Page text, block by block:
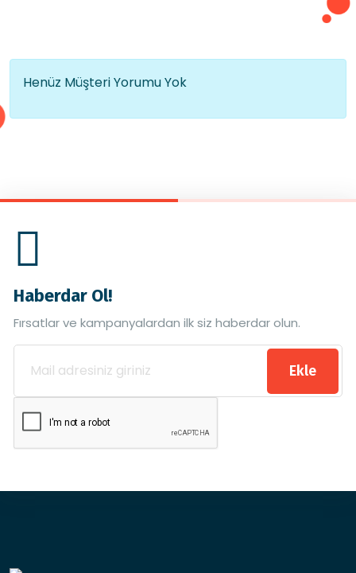
Henüz Müşteri Yorumu Yok
Haberdar Ol!
Fırsatlar ve kampanyalardan ilk siz haberdar olun.
Ekle